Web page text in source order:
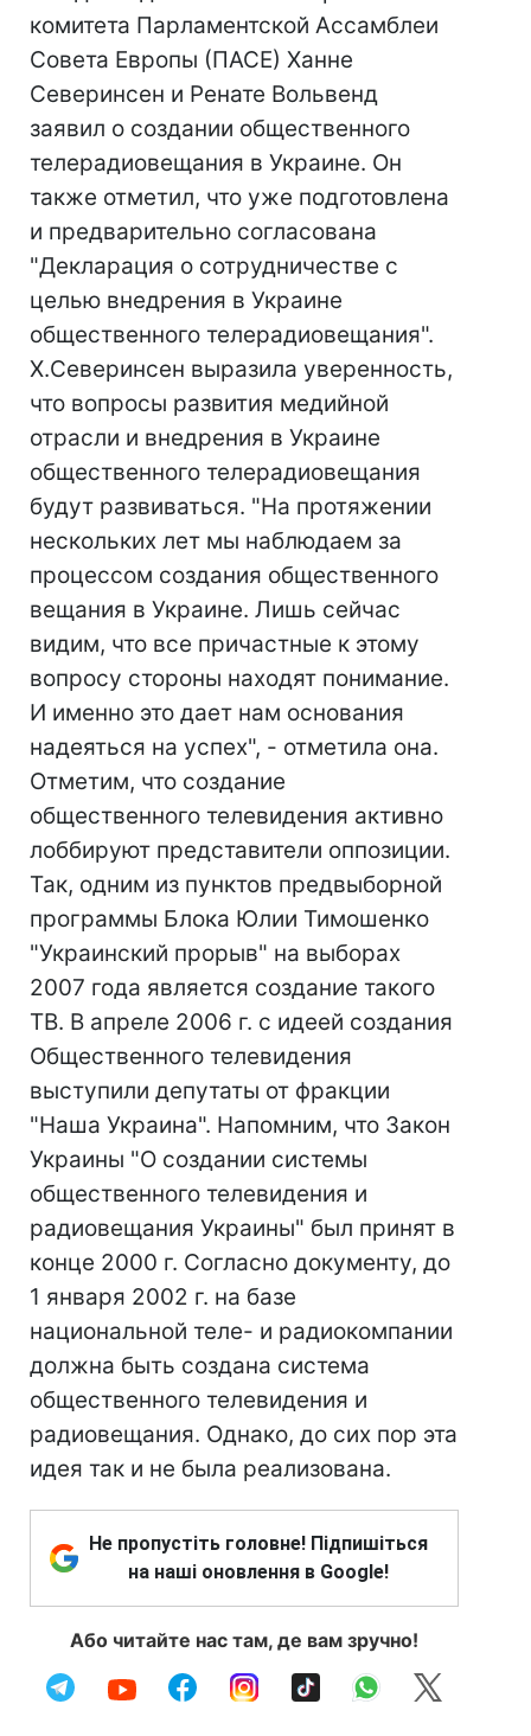
комитета Парламентской Ассамблеи
Совета Европы (ПАСЕ) Ханне
Северинсен и Ренате Вольвенд
заявил о создании общественного
телерадиовещания в Украине. Он
также отметил, что уже подготовлена
и предварительно согласована
"Декларация о сотрудничестве с
целью внедрения в Украине
общественного телерадиовещания".
Х.Северинсен выразила уверенность,
что вопросы развития медийной
отрасли и внедрения в Украине
общественного телерадиовещания
будут развиваться. "На протяжении
нескольких лет мы наблюдаем за
процессом создания общественного
вещания в Украине. Лишь сейчас
видим, что все причастные к этому
вопросу стороны находят понимание.
И именно это дает нам основания
надеяться на успех", - отметила она.
Отметим, что создание
общественного телевидения активно
лоббируют представители оппозиции.
Так, одним из пунктов предвыборной
программы Блока Юлии Тимошенко
"Украинский прорыв" на выборах
2007 года является создание такого
ТВ. В апреле 2006 г. с идеей создания
Общественного телевидения
выступили депутаты от фракции
"Наша Украина". Напомним, что Закон
Украины "О создании системы
общественного телевидения и
радиовещания Украины" был принят в
конце 2000 г. Согласно документу, до
1 января 2002 г. на базе
национальной теле- и радиокомпании
должна быть создана система
общественного телевидения и
радиовещания. Однако, до сих пор эта
идея так и не была реализована.
Не пропустіть головне! Підпишіться
на наші оновлення в Google!
Або читайте нас там, де вам зручно!